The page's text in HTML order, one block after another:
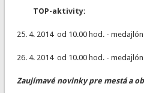
TOP-aktivity:
25. 4. 2014 od 10.00 hod. -
26. 4. 2014 od 10.00 hod. -
Zaujímavé novinky pre mestá a